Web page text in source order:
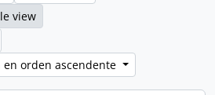
view
en orden ascendente